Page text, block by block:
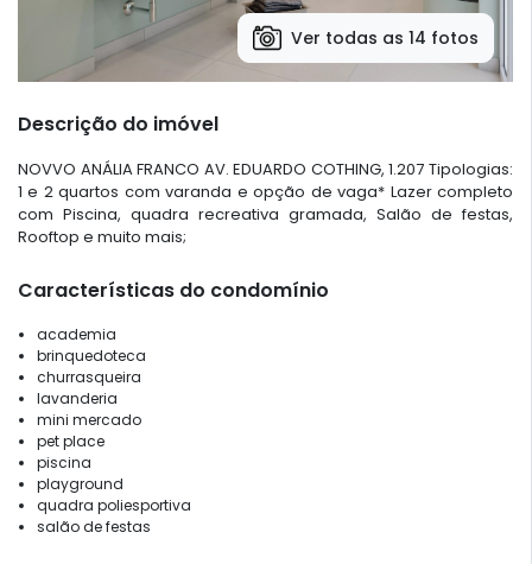
Ver todas as 14 fotos
Descrição do imóvel
NOVVO ANÁLIA FRANCO AV. EDUARDO COTHING, 1.207 Tipologias:
1 e 2 quartos com varanda e opção de vaga* Lazer completo
com Piscina, quadra recreativa gramada, Salão de festas,
Rooftop e muito mais;
Características do condomínio
academia
brinquedoteca
churrasqueira
lavanderia
mini mercado
pet place
piscina
playground
quadra poliesportiva
salão de festas